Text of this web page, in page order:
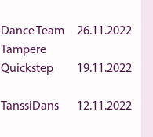
Dance Team
Tampere
26.11.2022
Quickstep 19.11.2022
TanssiDans 12.11.2022